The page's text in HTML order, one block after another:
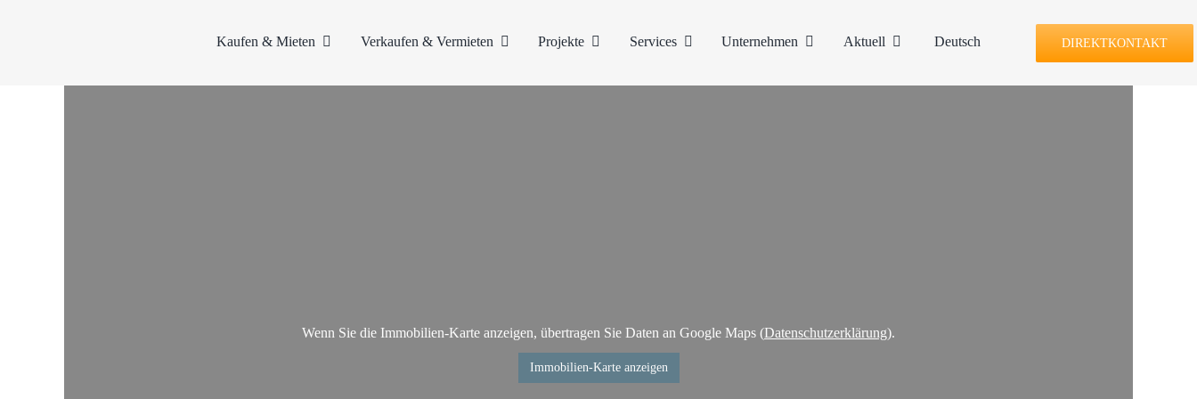
Kaufen & Mieten Verkaufen & Vermieten Projekte Services Unternehmen Aktuell Deutsch DIREKTKONTAKT
Wenn Sie die Immobilien-Karte anzeigen, übertragen Sie Daten an Google Maps (Datenschutzerklärung).
Immobilien-Karte anzeigen